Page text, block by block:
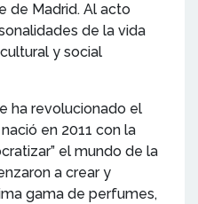
de Madrid. Al acto
de la vida
y social
ha revolucionado el
en 2011 con la
el mundo de la
a crear y
gama de perfumes,